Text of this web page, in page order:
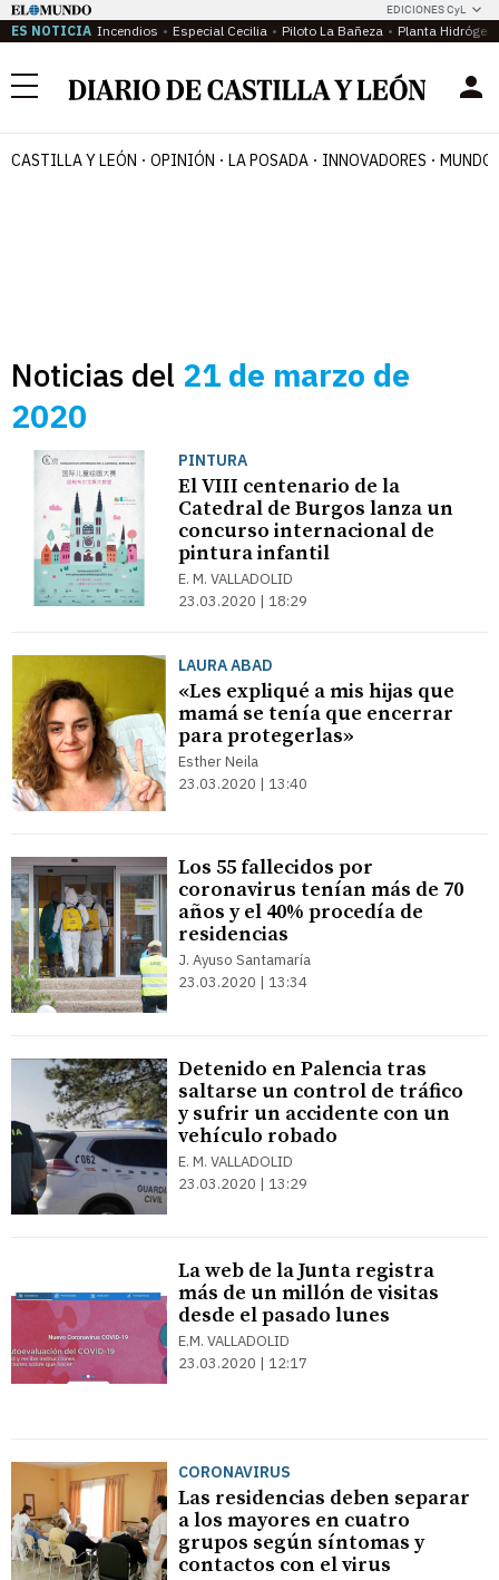
EDICIONES CyL
ES NOTICIA Incendios Especial Cecilia Piloto La Bañeza Planta
Menú
CASTILLA Y LEÓN OPINIÓN LA POSADA INNOVADORES MUNDO
Noticias del 21 de marzo de
2020
PINTURA
El VIII centenario de la
Catedral de Burgos lanza un
concurso internacional de
pintura infantil
E. M. VALLADOLID
23.03.2020 | 18:29
LAURA ABAD
«Les expliqué a mis hijas que
mamá se tenía que encerrar
para protegerlas»
Esther Neila
23.03.2020 | 13:40
Los 55 fallecidos por
coronavirus tenían más de 70
años y el 40% procedía de
residencias
J. Ayuso Santamaría
23.03.2020 | 13:34
Detenido en Palencia tras
saltarse un control de tráfico
y sufrir un accidente con un
vehículo robado
E. M. VALLADOLID
23.03.2020 | 13:29
La web de la Junta registra
más de un millón de visitas
desde el pasado lunes
E.M. VALLADOLID
23.03.2020 | 12:17
CORONAVIRUS
Las residencias deben separar
a los mayores en cuatro
grupos según síntomas y
contactos con el virus